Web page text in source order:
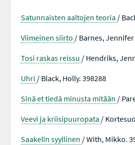
Satunnaisten aaltojen teoria /
Viimeinen siirto / Barnes, Jennifer
Tosi raskas reissu / Hendriks,
Uhri / Black, Holly. 398288
Sinä et tiedä minusta mitään /
Veevi ja kriisipuuropata /
Saakelin syyllinen / With, Mikko.